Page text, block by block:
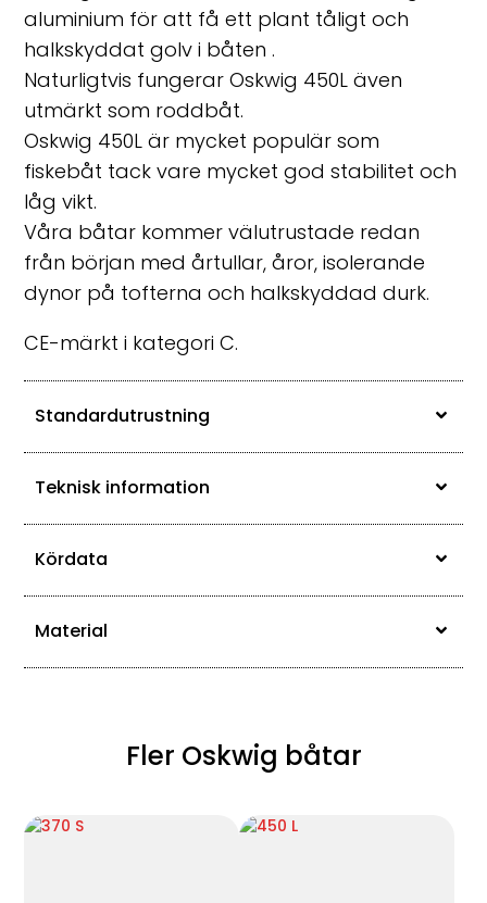
aluminium för att få ett plant tåligt och
halkskyddat golv i båten .
Naturligtvis fungerar Oskwig 450L även
utmärkt som roddbåt.
Oskwig 450L är mycket populär som
fiskebåt tack vare mycket god stabilitet och
låg vikt.
Våra båtar kommer välutrustade redan
från början med årtullar, åror, isolerande
dynor på tofterna och halkskyddad durk.
CE-märkt i kategori C.
Standardutrustning
Teknisk information
Kördata
Material
Fler Oskwig båtar